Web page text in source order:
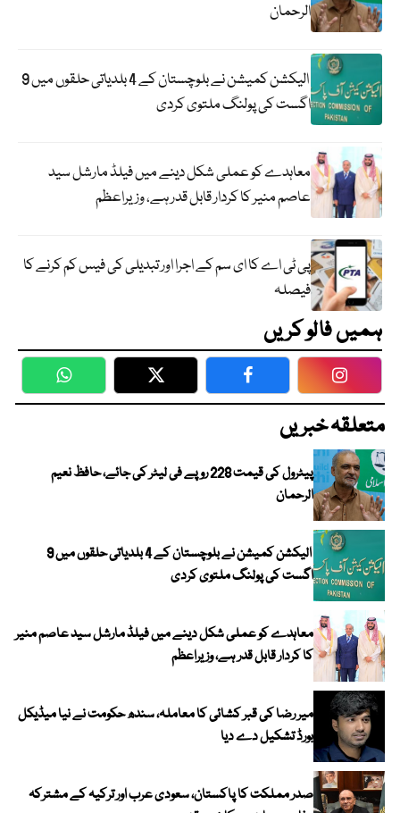
الرحمان
الیکشن کمیشن نے بلوچستان کے 4 بلدیاتی حلقوں میں 9
اگست کی پولنگ ملتوی کردی
معاہدے کو عملی شکل دینے میں فیلڈ مارشل سید
عاصم منیر کا کردار قابل قدر ہے، وزیراعظم
پی ٹی اے کا ای سم کے اجرا اور تبدیلی کی فیس کم کرنے کا
فیصلہ
ہمیں فالو کریں
WhatsApp Twitter Facebook
متعلقہ خبریں
پیٹرول کی قیمت 228 روپے فی لیٹر کی جائے، حافظ نعیم
الرحمان
الیکشن کمیشن نے بلوچستان کے 4 بلدیاتی حلقوں میں 9
اگست کی پولنگ ملتوی کردی
معاہدے کو عملی شکل دینے میں فیلڈ مارشل سید عاصم منیر
کا کردار قابل قدر ہے، وزیراعظم
میر رضا کی قبر کشائی کا معاملہ، سندھ حکومت نے نیا میڈیکل
بورڈ تشکیل دے دیا
صدر مملکت کا پاکستان، سعودی عرب اور ترکیہ کے مشترکہ